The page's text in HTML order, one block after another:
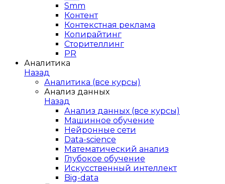
Smm
Контент
Контекстная реклама
Копирайтинг
Сторителлинг
PR
Аналитика
Назад
Аналитика (все курсы)
Анализ данных
Назад
Анализ данных (все курсы)
Машинное обучение
Нейронные сети
Data-science
Математический анализ
Глубокое обучение
Искусственный интеллект
Big-data